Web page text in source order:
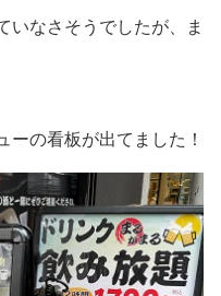
いなさそうでしたが、ま
ーの看板が出てました！